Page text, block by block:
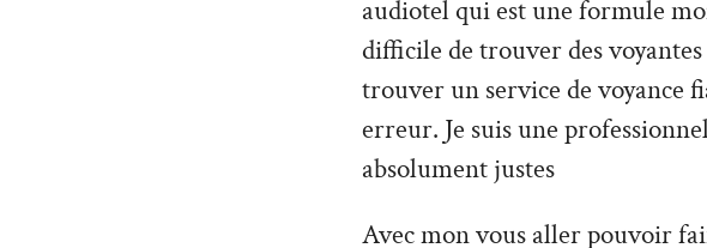
audiotel qui est une formule
difficile de trouver des
trouver un service de voyance
erreur. Je suis une
absolument justes
Avec mon vous aller pouvoir